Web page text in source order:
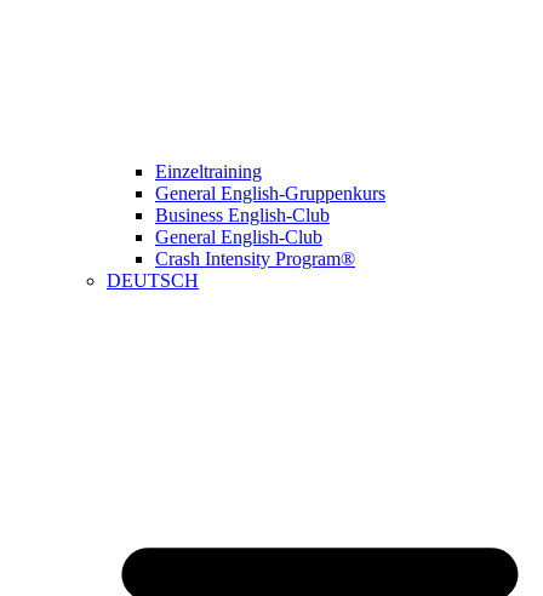
Einzeltraining
General English-Gruppenkurs
Business English-Club
General English-Club
Crash Intensity Program®
DEUTSCH